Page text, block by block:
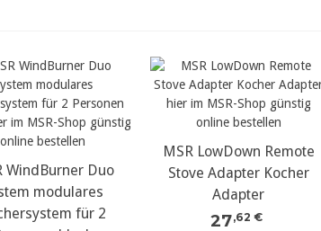
WindBurner Duo
modulares
für 2
MSR LowDown Remote
Stove Adapter Kocher
Adapter
27,62 €